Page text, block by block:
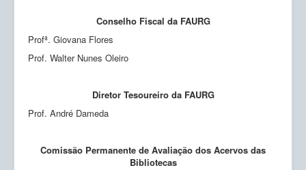
Conselho Fiscal da FAURG
Profª. Giovana Flores
Prof. Walter Nunes Oleiro
Diretor Tesoureiro da FAURG
Prof. André Dameda
Comissão Permanente de Avaliação dos Acervos das
Bibliotecas